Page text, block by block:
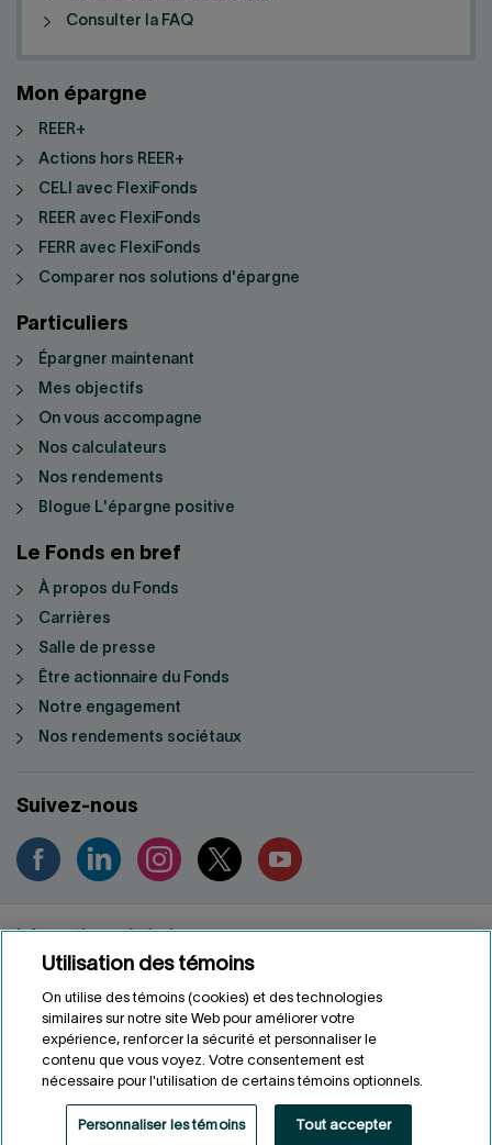
Consulter la FAQ
Mon épargne
REER+
Actions hors REER+
CELI avec FlexiFonds
REER avec FlexiFonds
FERR avec FlexiFonds
Comparer nos solutions d'épargne
Particuliers
Épargner maintenant
Mes objectifs
On vous accompagne
Nos calculateurs
Nos rendements
Blogue L'épargne positive
Le Fonds en bref
À propos du Fonds
Carrières
Salle de presse
Être actionnaire du Fonds
Notre engagement
Nos rendements sociétaux
Suivez-nous
Informations générales
Renseignements personnels
Conditions d'utilisation
Accessibilité
Personnaliser les témoins
ENGLISH Fonds de solidarité FTQ
Utilisation des témoins
On utilise des témoins (cookies) et des technologies
similaires sur notre site Web pour améliorer votre
expérience, renforcer la sécurité et personnaliser le
contenu que vous voyez. Votre consentement est
nécessaire pour l'utilisation de certains témoins optionnels.
Personnaliser les témoins Tout accepter